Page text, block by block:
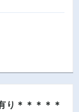
り＊＊＊＊＊